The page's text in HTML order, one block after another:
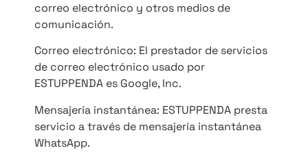
correo electrónico y otros medios de
comunicación.
Correo electrónico: El prestador de servicios
de correo electrónico usado por
ESTUPPENDA es Google, Inc.
Mensajería instantánea: ESTUPPENDA presta
servicio a través de mensajería instantánea
WhatsApp.